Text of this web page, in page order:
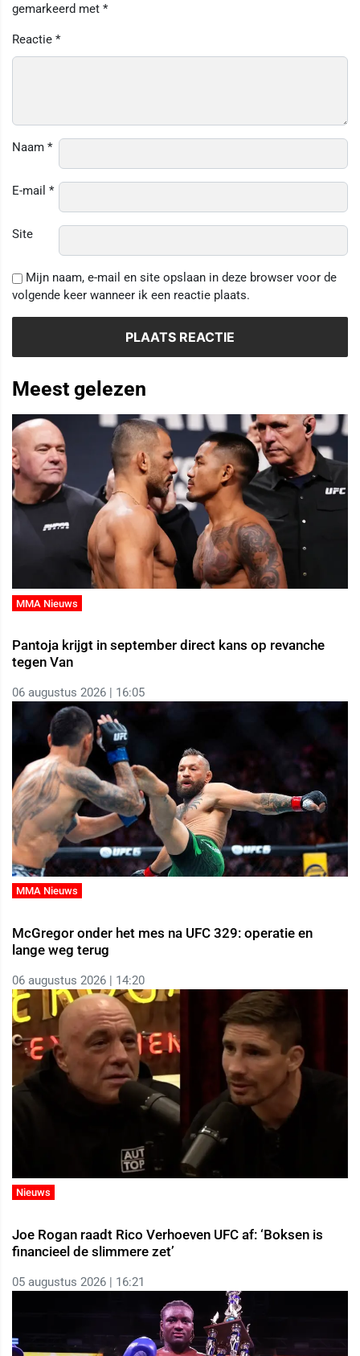
gemarkeerd met *
Reactie *
Naam *
E-mail *
Site
Mijn naam, e-mail en site opslaan in deze browser voor de
volgende keer wanneer ik een reactie plaats.
Meest gelezen
MMA Nieuws
Pantoja krijgt in september direct kans op revanche
tegen Van
06 augustus 2026 | 16:05
MMA Nieuws
McGregor onder het mes na UFC 329: operatie en
lange weg terug
06 augustus 2026 | 14:20
Nieuws
Joe Rogan raadt Rico Verhoeven UFC af: ‘Boksen is
financieel de slimmere zet’
05 augustus 2026 | 16:21